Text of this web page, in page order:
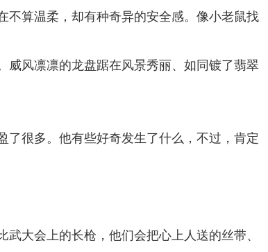
不算温柔，却有种奇异的安全感。像小老鼠找
威风凛凛的龙盘踞在风景秀丽、如同镀了翡翠
了很多。他有些好奇发生了什么，不过，肯定
大会上的长枪，他们会把心上人送的丝带、